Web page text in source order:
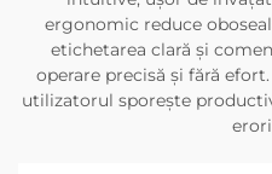
ergonomic reduce
etichetarea clară și
operare precisă și fără
utilizatorul sporește